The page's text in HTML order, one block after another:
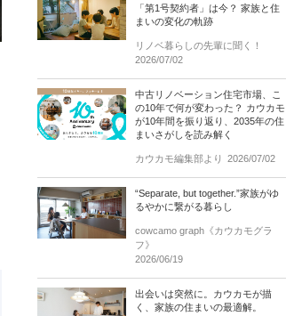
「第1号契約者」は今？ 家族と住
まいの変化の軌跡
リノベ暮らしの先輩に聞く！
2026/07/02
中古リノベーション住宅市場、こ
の10年で何が変わった？ カウカモ
が10年間を振り返り、2035年の住
まいさがしを読み解く
カウカモ編集部より 2026/07/02
“Separate, but together.”家族がゆ
るやかに繋がる暮らし
cowcamo graph《カウカモグラ
フ》
2026/06/19
出会いは突然に。カウカモが描
く、家族の住まいの最適解。